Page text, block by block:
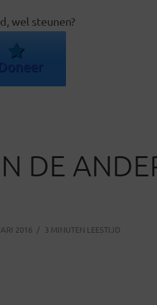
wel steunen?
Doneer
DE
2016 3 MINUTEN LEESTIJD